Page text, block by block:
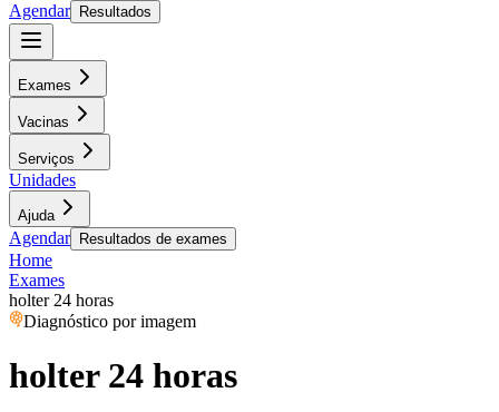
Agendar
Resultados
Exames
Vacinas
Serviços
Unidades
Ajuda
Agendar Resultados de exames
Home
Exames
holter 24 horas
Diagnóstico por imagem
holter 24 horas